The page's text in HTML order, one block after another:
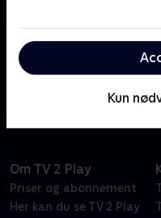
Kun
Om Interviews
Se udvalgte interviews
Om TV 2 Play
Priser og abonnement
Her kan du se TV 2 Play